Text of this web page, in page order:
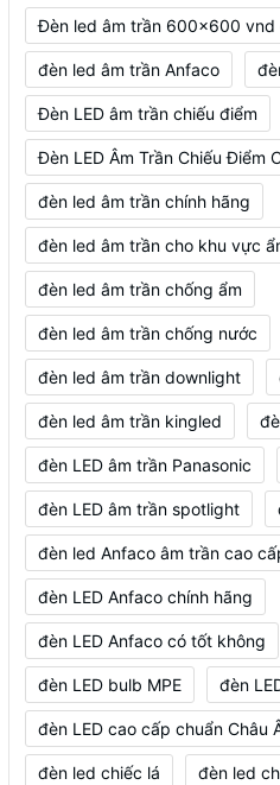
Đèn led âm trần 600x600 vnd
đèn led âm trần Anfaco
Đèn LED âm trần chiếu điểm
Đèn LED Âm Trần Chiếu Điểm
đèn led âm trần chính hãng
đèn led âm trần cho khu vực
đèn led âm trần chống ẩm
đèn led âm trần chống nước
đèn led âm trần downlight
đèn led âm trần kingled
đèn LED âm trần Panasonic
đèn LED âm trần spotlight
đèn led Anfaco âm trần cao
đèn LED Anfaco chính hãng
đèn LED Anfaco có tốt không
đèn LED bulb MPE đèn
đèn LED cao cấp chuẩn Châu
đèn led chiếc lá đèn led